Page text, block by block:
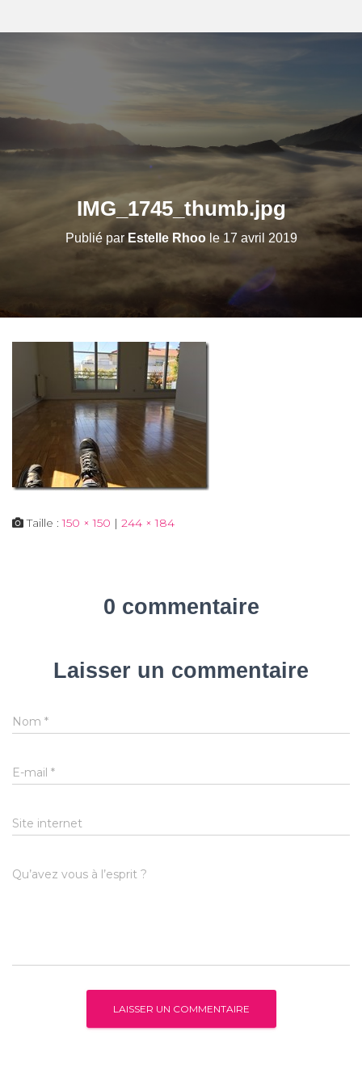
IMG_1745_thumb.jpg
Publié parEstelle Rhoole17 avril 2019
Taille :150 × 150 | 244 × 184
0 commentaire
Laisser un commentaire
Nom *
E-mail *
Site internet
Qu’avez vous à l’esprit ?